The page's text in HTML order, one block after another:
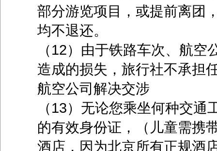
部分游览项目，或提前离团
均不退还。
（12）由于铁路车次、航
造成的损失，旅行社不承担
航空公司解决交涉
（13）无论您乘坐何种交
的有效身份证，（儿童需携
酒店，因为北京所有正规酒